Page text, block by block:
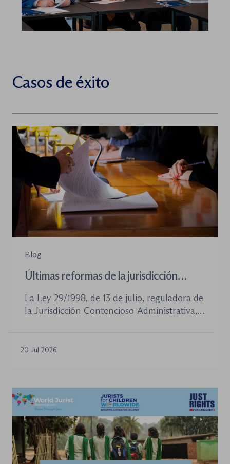
Casos de éxito
Blog
Últimas reformas de la jurisdicción
La Ley 29/1998, de 13 de julio, reguladora de
la Jurisdicción Contencioso-Administrativa,
aprobadas en los últimos años no han
tramitación de los procedimientos como en
la organización de los órganos […]
20 Jul 2026